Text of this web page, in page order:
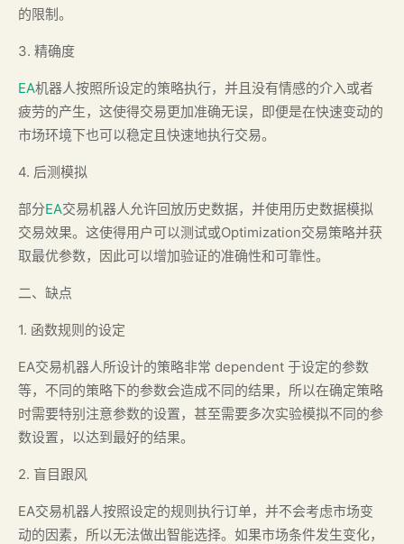
的限制。
3. 精确度
EA机器人按照所设定的策略执行，并且没有情感的介入或者
疲劳的产生，这使得交易更加准确无误，即便是在快速变动的
市场环境下也可以稳定且快速地执行交易。
4. 后测模拟
部分EA交易机器人允许回放历史数据，并使用历史数据模拟
交易效果。这使得用户可以测试或Optimization交易策略并获
取最优参数，因此可以增加验证的准确性和可靠性。
二、缺点
1. 函数规则的设定
EA交易机器人所设计的策略非常 dependent 于设定的参数
等，不同的策略下的参数会造成不同的结果，所以在确定策略
时需要特别注意参数的设置，甚至需要多次实验模拟不同的参
数设置，以达到最好的结果。
2. 盲目跟风
EA交易机器人按照设定的规则执行订单，并不会考虑市场变
动的因素，所以无法做出智能选择。如果市场条件发生变化，